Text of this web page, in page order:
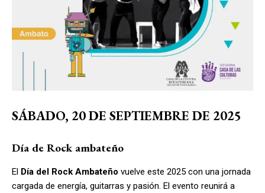
SÁBADO, 20 DE SEPTIEMBRE DE 2025
Día de Rock ambateño
El Día del Rock Ambateño vuelve este 2025 con una jornada
cargada de energía, guitarras y pasión. El evento reunirá a